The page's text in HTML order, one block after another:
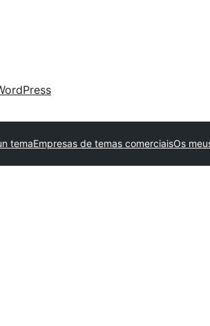
temaEmpresas de temas comerciaisOs